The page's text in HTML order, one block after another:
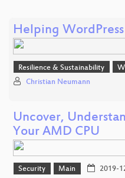
Helping
Resilience & Sustainability
Christian Neumann
Uncover,
Your AMD CPU
Security Main 2019-